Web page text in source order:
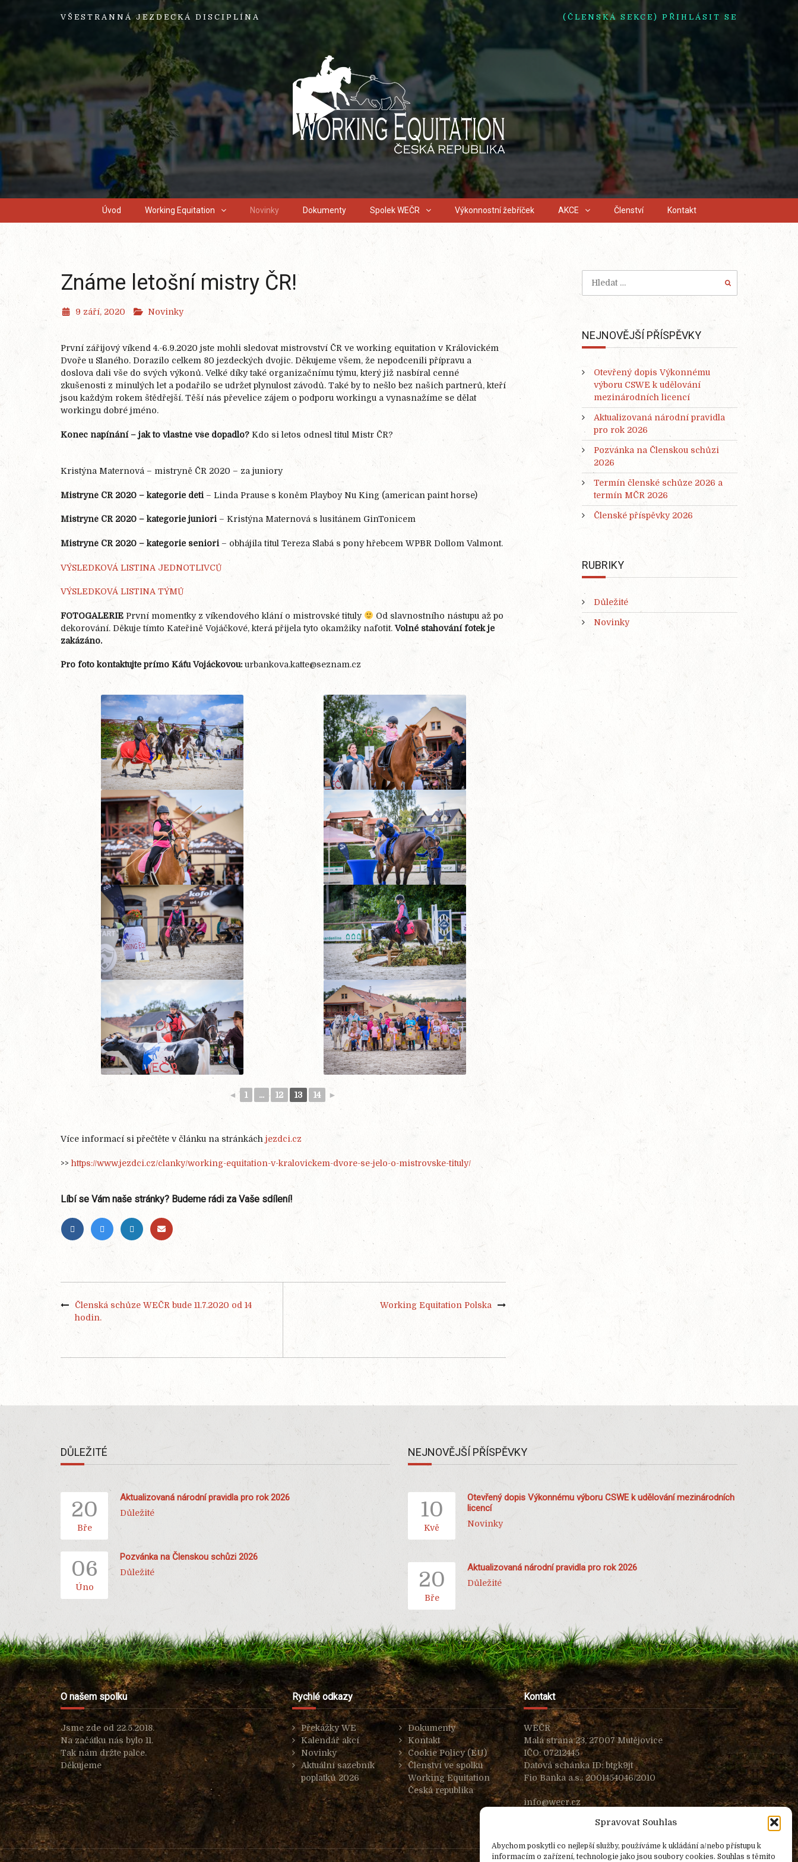
Spravovat Souhlas
Abychom poskytli co nejlepší služby, používáme k ukládání a/nebo přístupu k
informacím o zařízení, technologie jako jsou soubory cookies. Souhlas s těmito
VŠESTRANNÁ JEZDECKÁ DISCIPLÍNA (ČLENSKÁ SEKCE) PŘIHLÁSIT SE
Úvod Working Equitation Novinky Dokumenty Spolek WEČR Výkonnostní žebříček AKCE Členství Kontakt
Známe letošní mistry ČR!
9 září, 2020 Novinky
První zářijový víkend 4.-6.9.2020 jste mohli sledovat mistrovství ČR ve working equitation v Královickém
Dvoře u Slaného. Dorazilo celkem 80 jezdeckých dvojic. Děkujeme všem, že nepodcenili přípravu a
doslova dali vše do svých výkonů. Velké díky také organizačnímu týmu, který již nasbíral cenné
zkušenosti z minulých let a podařilo se udržet plynulost závodů. Také by to nešlo bez našich partnerů, kteří
jsou každým rokem štědřejší. Těší nás převelice zájem o podporu workingu a vynasnažíme se dělat
workingu dobré jméno.
Konec napínání – jak to vlastně vše dopadlo? Kdo si letos odnesl titul Mistr ČR?
Kristýna Maternová – mistryně ČR 2020 – za juniory
Mistryně ČR 2020 – kategorie děti – Linda Prause s koněm Playboy Nu King (american paint horse)
Mistryně ČR 2020 – kategorie junioři– Kristýna Maternová s lusitánem GinTonicem
Mistryně ČR 2020 – kategorie senioři – obhájila titul Tereza Slabá s pony hřebcem WPBR Dollom Valmont.
VÝSLEDKOVÁ LISTINA JEDNOTLIVCŮ
VÝSLEDKOVÁ LISTINA TÝMŮ
FOTOGALERIE První momentky z víkendového klání o mistrovské tituly
Od slavnostního nástupu až po
dekorování. Děkuje tímto Kateřině Vojáčkové, která přijela tyto okamžiky nafotit. Volné stahování fotek je
zakázáno.
Pro foto kontaktujte přímo Káťu Vojáčkovou: urbankova.katte@seznam.cz
◄ 1 ... 12 13 14 ►
Více informací si přečtěte v článku na stránkách jezdci.cz
>> https://www.jezdci.cz/clanky/working-equitation-v-kralovickem-dvore-se-jelo-o-mistrovske-tituly/
Líbí se Vám naše stránky? Budeme rádi za Vaše sdílení!
Členská schůze WEČR bude 11.7.2020 od 14
hodin.
Working Equitation Polska
NEJNOVĚJŠÍ PŘÍSPĚVKY
Otevřený dopis Výkonnému
výboru CSWE k udělování
mezinárodních licencí
Aktualizovaná národní pravidla
pro rok 2026
Pozvánka na Členskou schůzi
2026
Termín členské schůze 2026 a
termín MČR 2026
Členské příspěvky 2026
RUBRIKY
Důležité
Novinky
DŮLEŽITÉ
20
Bře
Aktualizovaná národní pravidla pro rok 2026
Důležité
06
Úno
Pozvánka na Členskou schůzi 2026
Důležité
NEJNOVĚJŠÍ PŘÍSPĚVKY
10
Kvě
Otevřený dopis Výkonnému výboru CSWE k udělování mezinárodních
licencí
Novinky
20
Bře
Aktualizovaná národní pravidla pro rok 2026
Důležité
O našem spolku
Jsme zde od 22.5.2018.
Na začátku nás bylo 11.
Tak nám držte palce.
Děkujeme
Rychlé odkazy
Překážky WE
Dokumenty
Kalendář akcí
Kontakt
Novinky
Cookie Policy (EU)
Aktuální sazebník
poplatků 2026
Členství ve spolku
Working Equitation
Česká republika
Kontakt
WEČR
Malá strana 23, 27007 Mutějovice
IČO: 07212445
Datová schánka ID: btgk9jt
Fio Banka a.s.: 2001454046/2010
info@wecr.cz